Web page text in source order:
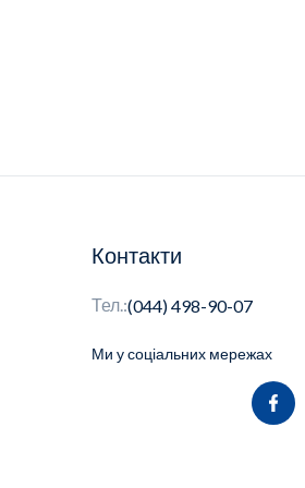
Контакти
Тел.:(044) 498-90-07
Ми у соціальних мережах